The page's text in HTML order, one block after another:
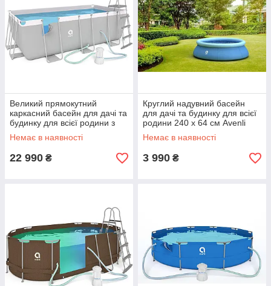
Великий прямокутний
каркасний басейн для дачі та
будинку для всієї родини з
насосом та фільтром
400x207 см Avenli Shopik
Немає в наявності
22 990 ₴
Круглий надувний басейн
для дачі та будинку для всієї
родини 240 х 64 см Avenli
Shopik
Немає в наявності
3 990 ₴